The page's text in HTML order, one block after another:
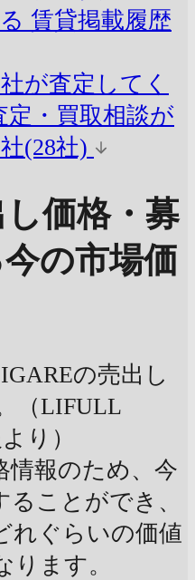
賃貸掲載履歴
が査定してく
定・買取相談が
(28社)
価格・募
今の市場価
の売出し
（LIFULL
り）
情報のため、今
ことができ、
れぐらいの価値
ります。